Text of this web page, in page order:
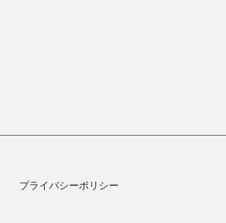
プライバシーポリシー